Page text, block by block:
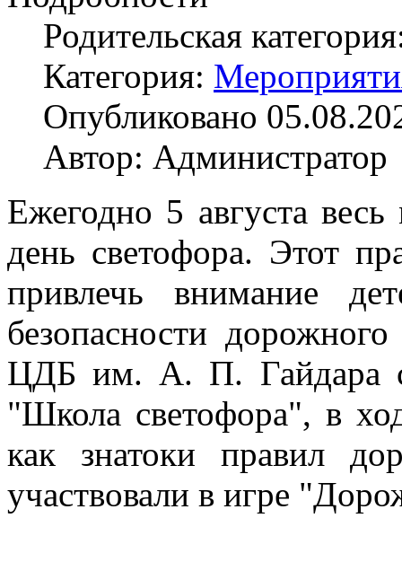
Родительская
Категория:
Опубликовано
Автор: Администратор
Ежегодно 5 августа
день светофора. Этот
привлечь внимание
безопасности
ЦДБ им. А. П. Гайдара
"Школа светофора", в
как знатоки правил
участвовали в игре